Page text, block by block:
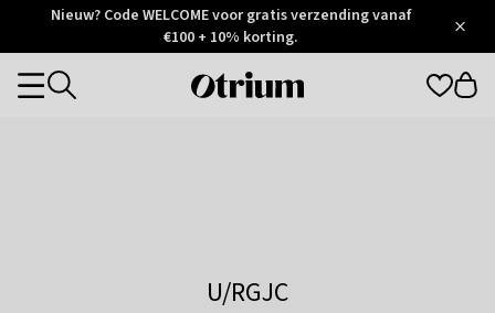
Otrium
Trustpilot
Nieuw? Code WELCOME voor gratis verzending vanaf
€100 + 10% korting.
Otrium
Categories
U/RGJC